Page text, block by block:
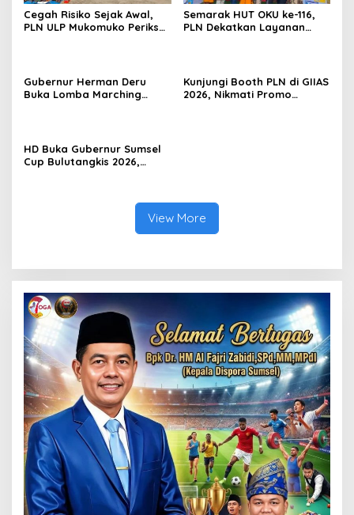
Cegah Risiko Sejak Awal,
PLN ULP Mukomuko Periksa
Semarak HUT OKU ke-116,
PLN Dekatkan Layanan
Gubernur Herman Deru
Buka Lomba Marching
Muda
Kunjungi Booth PLN di GIIAS
2026, Nikmati Promo
HD Buka Gubernur Sumsel
Cup Bulutangkis 2026,
View More